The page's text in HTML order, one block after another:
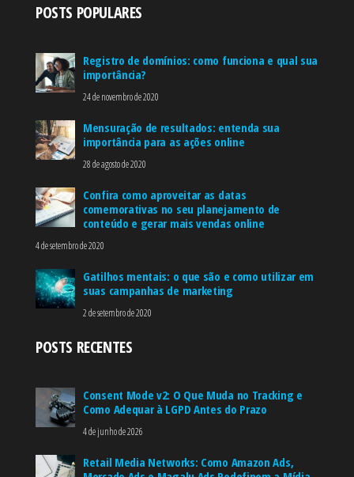
POSTS POPULARES
Registro de domínios: como funciona e qual sua
importância?
24 de novembro de 2020
Mensuração de resultados: entenda sua
importância para as ações online
28 de agosto de 2020
Confira como aproveitar as datas
comemorativas no seu planejamento de
conteúdo e gerar mais vendas online
4 de setembro de 2020
Gatilhos mentais: o que são e como utilizar em
suas campanhas de marketing
2 de setembro de 2020
POSTS RECENTES
Consent Mode v2: O Que Muda no Tracking e
Como Adequar à LGPD Antes do Prazo
4 de junho de 2026
Retail Media Networks: Como Amazon Ads,